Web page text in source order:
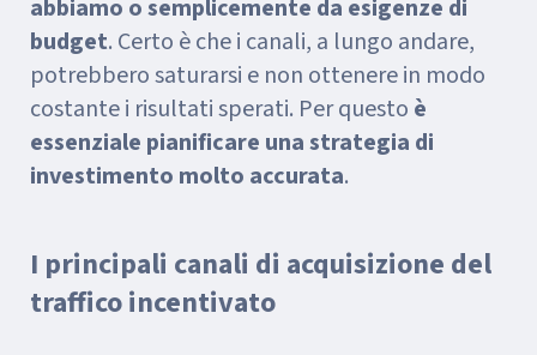
abbiamo o semplicemente da esigenze di
budget. Certo è che i canali, a lungo andare,
potrebbero saturarsi e non ottenere in modo
costante i risultati sperati. Per questo è
essenziale pianificare una strategia di
investimento molto accurata.
I principali canali di acquisizione del
traffico incentivato